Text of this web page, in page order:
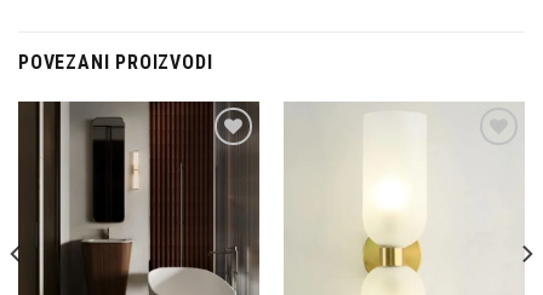
POVEZANI PROIZVODI